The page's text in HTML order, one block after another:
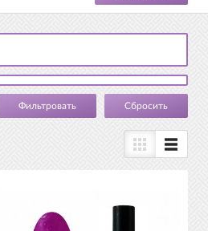
Cбросить